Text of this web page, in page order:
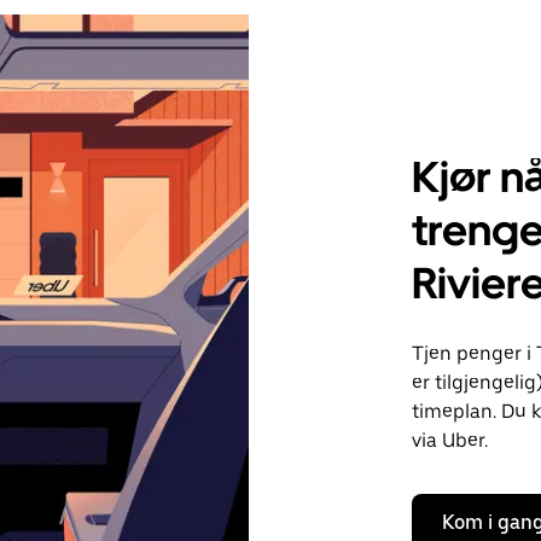
Kjør
Tjen penger i
er
timeplan. Du
via Uber.
Kom i